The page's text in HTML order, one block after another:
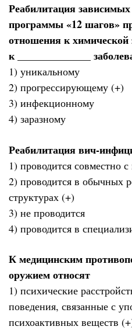
Реабилитация
программы «12 шагов»
отношения к химической
к ______________
1) уникальному
2) прогрессирующему (+)
3) инфекционному
4) заразному
Реабилитация вич-
1) проводится совместно
2) проводится в обычных
структурах (+)
3) не проводится
4) проводится в
К медицинским
оружием относят
1) психические
поведения, связанные с
психоактивных веществ